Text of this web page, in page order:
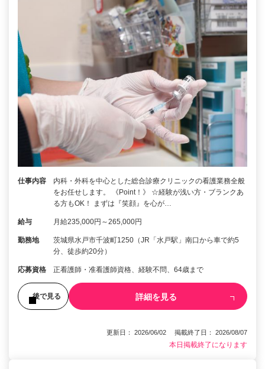
仕事内容
内科・外科を中心とした総合診療クリニックの看護業務全般
をお任せします。 《Point！》 ☆経験が浅い方・ブランクあ
る方もOK！ まずは『笑顔』を心が…
給与 月給235,000円～265,000円
勤務地
茨城県水戸市千波町1250（JR「水戸駅」南口から車で約5
分、徒歩約20分）
応募資格 正看護師・准看護師資格、経験不問、64歳まで
後で見る 詳細を見る
更新日： 2026/06/02 掲載終了日： 2026/08/07
本日掲載終了になります